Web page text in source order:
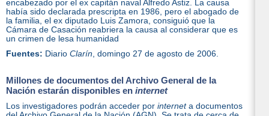
encabezado por el ex capitán naval Alfredo Astiz. La causa
había sido declarada prescripta en 1986, pero el abogado de
la familia, el ex diputado Luis Zamora, consiguió que la
Cámara de Casación reabriera la causa al considerar que es
un crimen de lesa humanidad
Fuentes: Diario Clarín, domingo 27 de agosto de 2006.
Millones de documentos del Archivo General de la
Nación estarán disponibles en internet
Los investigadores podrán acceder por interneta documentos